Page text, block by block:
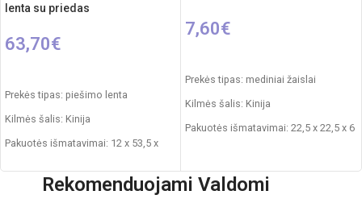
lenta su priedas
63,70€
Prekės tipas: piešimo lenta
Kilmės šalis: Kinija
Pakuotės išmatavimai: 12 x 53,5 x
Produkto išmatavimai: 33 x 58 x 84
7,60€
Prekės tipas: mediniai žaislai
Kilmės šalis: Kinija
Pakuotės išmatavimai: 22,5 x 22,5 x 6
Dalių skaičius: 6
Rekomenduojami Valdomi